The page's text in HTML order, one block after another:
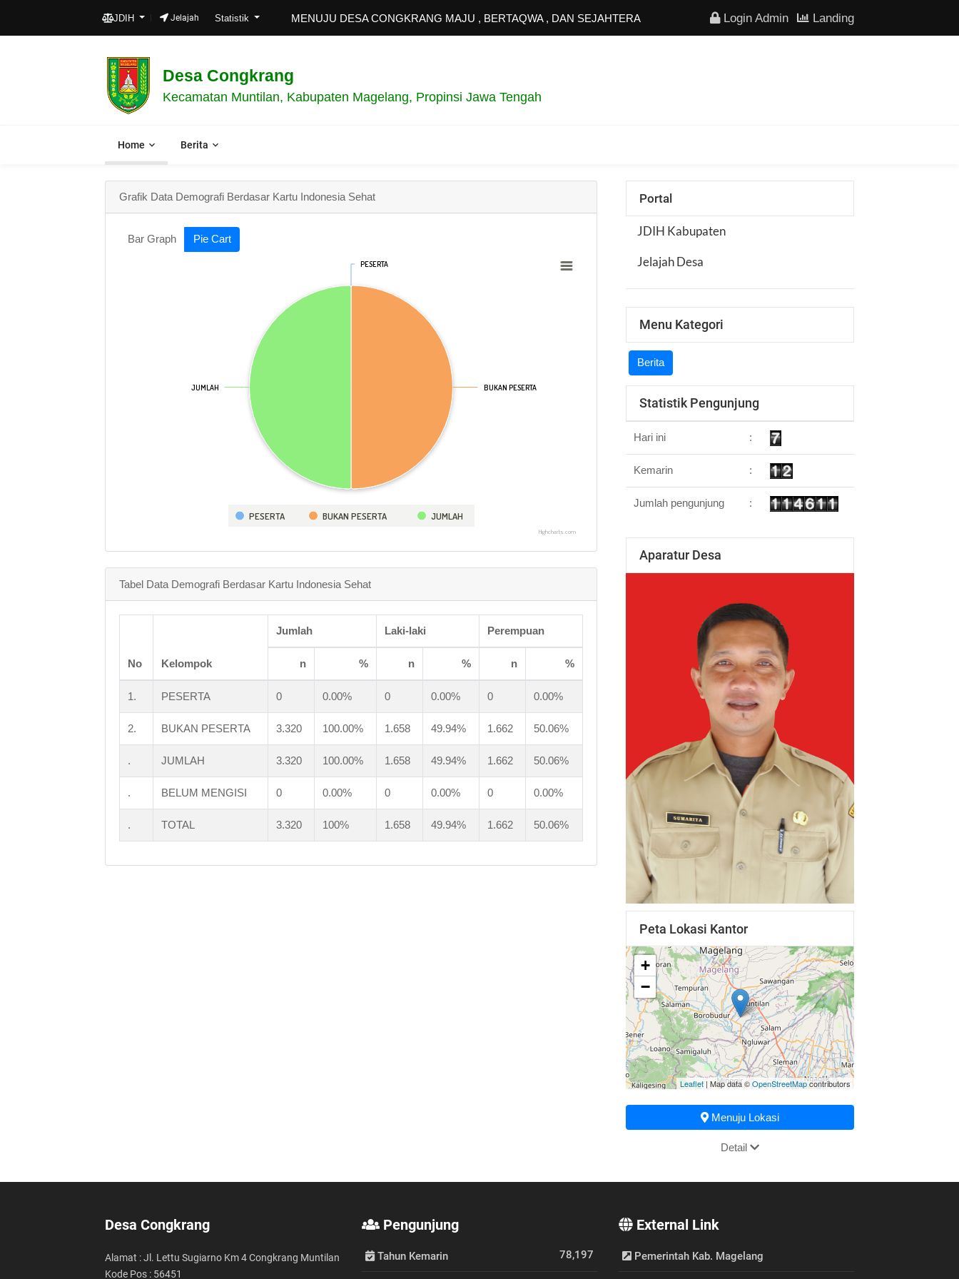
JDIH Jelajah Statistik MENUJU DESA CONGKRANG MAJU , BERTAQWA , DAN SEJAHTERA Login Admin Landing
Desa Congkrang
Kecamatan Muntilan, Kabupaten Magelang, Propinsi Jawa Tengah
Home Berita
Grafik Data Demografi Berdasar Kartu Indonesia Sehat
Bar Graph Pie Cart
PESERTA
PESERTA
BUKAN PESERTA
BUKAN PESERTA
JUMLAH
JUMLAH
PESERTA BUKAN PESERTA JUMLAH
Highcharts.com
Tabel Data Demografi Berdasar Kartu Indonesia Sehat
No Kelompok
Jumlah Laki-laki Perempuan
n % n % n %
1. PESERTA 0 0.00% 0 0.00% 0 0.00%
2. BUKAN PESERTA 3.320 100.00% 1.658 49.94% 1.662 50.06%
. JUMLAH 3.320 100.00% 1.658 49.94% 1.662 50.06%
. BELUM MENGISI 0 0.00% 0 0.00% 0 0.00%
. TOTAL 3.320 100% 1.658 49.94% 1.662 50.06%
Portal
JDIH Kabupaten
Jelajah Desa
Menu Kategori
Berita
Statistik Pengunjung
Hari ini :
Kemarin :
Jumlah pengunjung :
Aparatur Desa
Peta Lokasi Kantor
+
−
Leaflet | Map data ©OpenStreetMapcontributors
Menuju Lokasi
Detail
Desa Congkrang
Alamat : Jl. Lettu Sugiarno Km 4 Congkrang Muntilan
Kode Pos : 56451
Pengunjung
Tahun Kemarin 78,197
External Link
Pemerintah Kab. Magelang